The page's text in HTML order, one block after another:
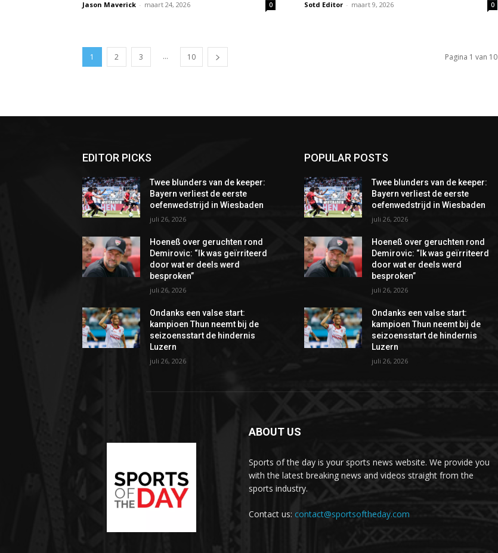
Jason Maverick - maart 24, 2026 0 Sotd Editor - maart 9, 2026 0
1 2 3 ... 10 Pagina 1 van 10
EDITOR PICKS
Twee blunders van de keeper:
Bayern verliest de eerste
oefenwedstrijd in Wiesbaden
juli 26, 2026
Hoeneß over geruchten rond
Demirovic: “Ik was geïrriteerd
door wat er deels werd
besproken”
juli 26, 2026
Ondanks een valse start:
kampioen Thun neemt bij de
seizoensstart de hindernis
Luzern
juli 26, 2026
POPULAR POSTS
Twee blunders van de keeper:
Bayern verliest de eerste
oefenwedstrijd in Wiesbaden
juli 26, 2026
Hoeneß over geruchten rond
Demirovic: “Ik was geïrriteerd
door wat er deels werd
besproken”
juli 26, 2026
Ondanks een valse start:
kampioen Thun neemt bij de
seizoensstart de hindernis
Luzern
juli 26, 2026
ABOUT US
Sports of the day is your sports news website. We provide you
with the latest breaking news and videos straight from the
sports industry.
Contact us: contact@sportsoftheday.com